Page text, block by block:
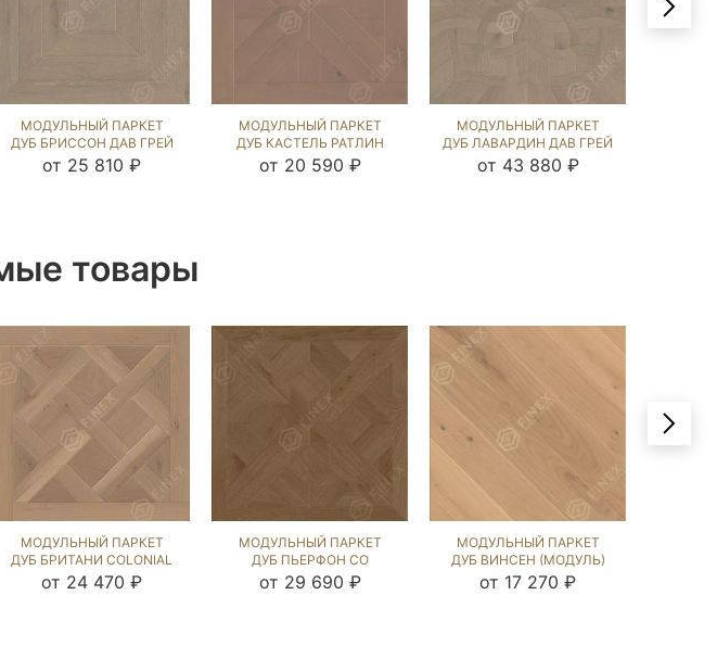
МОДУЛЬНЫЙ ПАРКЕТ
ДУБ БРИССОН ДАВ ГРЕЙ
(BRUSHED) 123472
от 25 810 ₽
МОДУЛЬНЫЙ ПАРКЕТ
ДУБ КАСТЕЛЬ РАТЛИН
(BRUSHED) 123180
от 20 590 ₽
МОДУЛЬНЫЙ ПАРКЕТ
ДУБ ЛАВАРДИН ДАВ ГРЕЙ
(BRUSHED) 120859
от 43 880 ₽
товары
МОДУЛЬНЫЙ ПАРКЕТ
ДУБ БРИТАНИ COLONIAL
STYLE (BRUSHED) 123597
от 24 470 ₽
МОДУЛЬНЫЙ ПАРКЕТ
ДУБ ПЬЕРФОН СО
ЗВЕЗДОЙ ЭСТЕЙТ NEW
(BRUSHED) 121623
от 29 690 ₽
МОДУЛЬНЫЙ ПАРКЕТ
ДУБ ВИНСЕН (МОДУЛЬ)
ПРИНСТОН (BRUSHED)
от 17 270 ₽